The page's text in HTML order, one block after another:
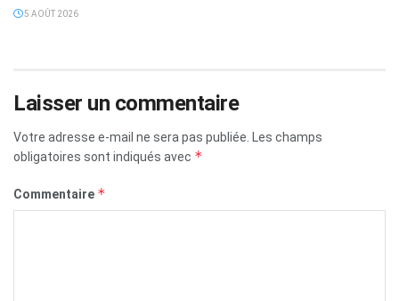
5 AOÛT 2026
Laisser un commentaire
Votre adresse e-mail ne sera pas publiée. Les champs
obligatoires sont indiqués avec *
Commentaire *